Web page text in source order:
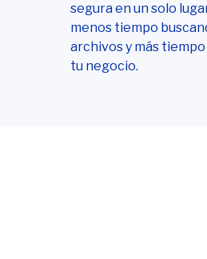
segura en un solo
menos tiempo
archivos y más
tu negocio.